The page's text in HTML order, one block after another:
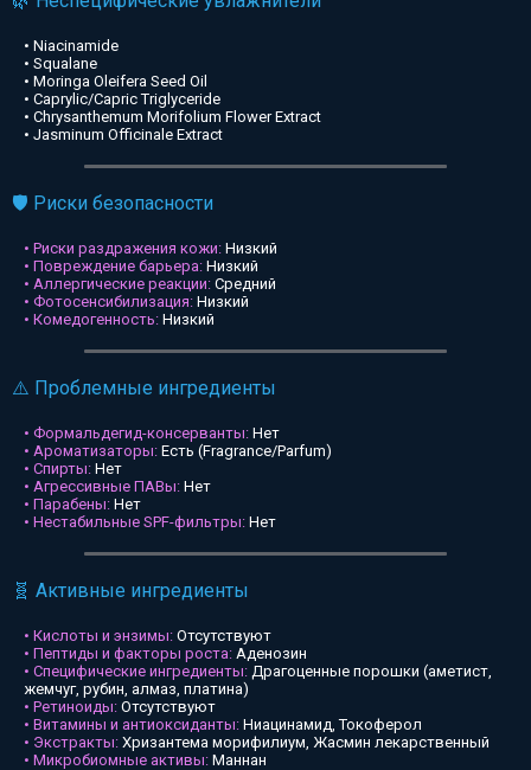
• Niacinamide
• Squalane
• Moringa Oleifera Seed Oil
• Caprylic/Capric Triglyceride
• Chrysanthemum Morifolium Flower Extract
• Jasminum Officinale Extract
🛡️ Риски безопасности
• Риски раздражения кожи: Низкий
• Повреждение барьера: Низкий
• Аллергические реакции: Средний
• Фотосенсибилизация: Низкий
• Комедогенность: Низкий
⚠️ Проблемные ингредиенты
• Формальдегид-консерванты: Нет
• Ароматизаторы: Есть (Fragrance/Parfum)
• Спирты: Нет
• Агрессивные ПАВы: Нет
• Парабены: Нет
• Нестабильные SPF-фильтры: Нет
🧬 Активные ингредиенты
• Кислоты и энзимы: Отсутствуют
• Пептиды и факторы роста: Аденозин
• Специфические ингредиенты: Драгоценные порошки (аметист,
жемчуг, рубин, алмаз, платина)
• Ретиноиды: Отсутствуют
• Витамины и антиоксиданты: Ниацинамид, Токоферол
• Экстракты: Хризантема морифилиум, Жасмин лекарственный
• Микробиомные активы: Маннан